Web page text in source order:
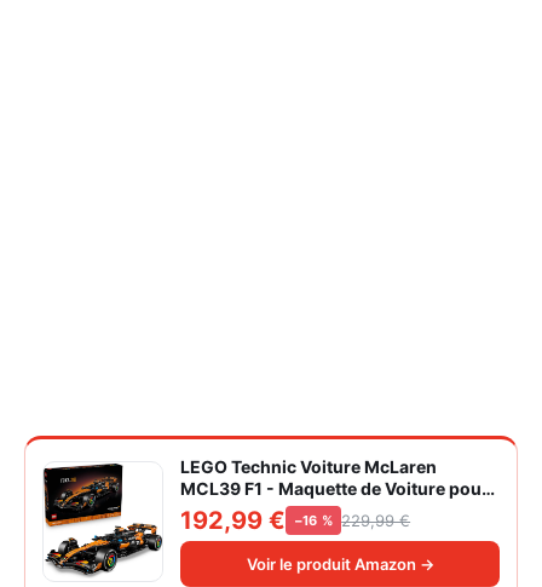
LEGO Technic Voiture McLaren
MCL39 F1 - Maquette de Voiture pour
Adulte - Set de Construction Formule 1
Collector - Moteur V6 & Différentiel -
Idée Cadeau pour Fans de Sport
Automobile 42228
192,99 € −16 % 229,99 €
Voir le produit Amazon →